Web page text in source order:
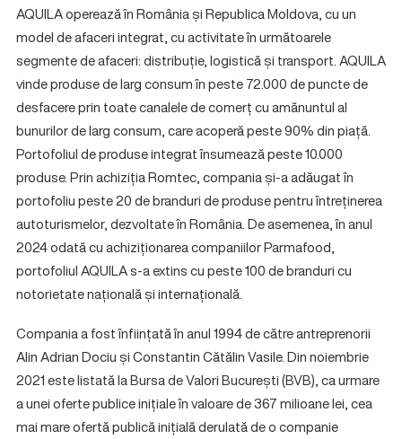
AQUILA operează în România și Republica Moldova, cu un
model de afaceri integrat, cu activitate în următoarele
segmente de afaceri: distribuție, logistică și transport. AQUILA
vinde produse de larg consum în peste 72.000 de puncte de
desfacere prin toate canalele de comerț cu amănuntul al
bunurilor de larg consum, care acoperă peste 90% din piață.
Portofoliul de produse integrat însumează peste 10.000
produse. Prin achiziția Romtec, compania și-a adăugat în
portofoliu peste 20 de branduri de produse pentru întreținerea
autoturismelor, dezvoltate în România. De asemenea, în anul
2024 odată cu achiziționarea companiilor Parmafood,
portofoliul AQUILA s-a extins cu peste 100 de branduri cu
notorietate națională și internațională.
Compania a fost înființată în anul 1994 de către antreprenorii
Alin Adrian Dociu și Constantin Cătălin Vasile. Din noiembrie
2021 este listată la Bursa de Valori București (BVB), ca urmare
a unei oferte publice inițiale în valoare de 367 milioane lei, cea
mai mare ofertă publică inițială derulată de o companie